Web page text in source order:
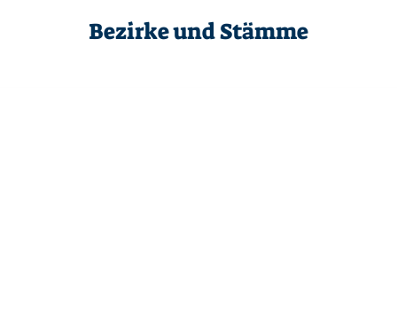
Bezirke und Stämme